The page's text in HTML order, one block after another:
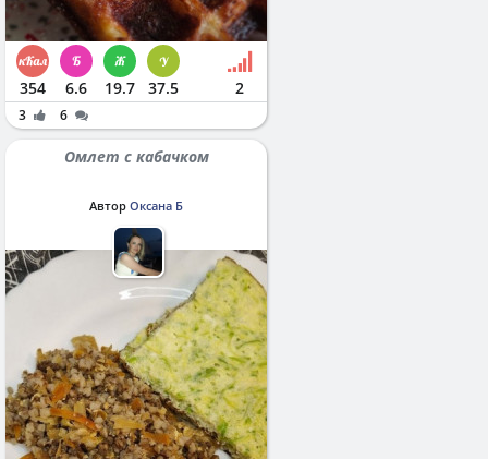
354 6.6 19.7 37.5 2
3 6
Омлет с кабачком
Автор Оксана Б